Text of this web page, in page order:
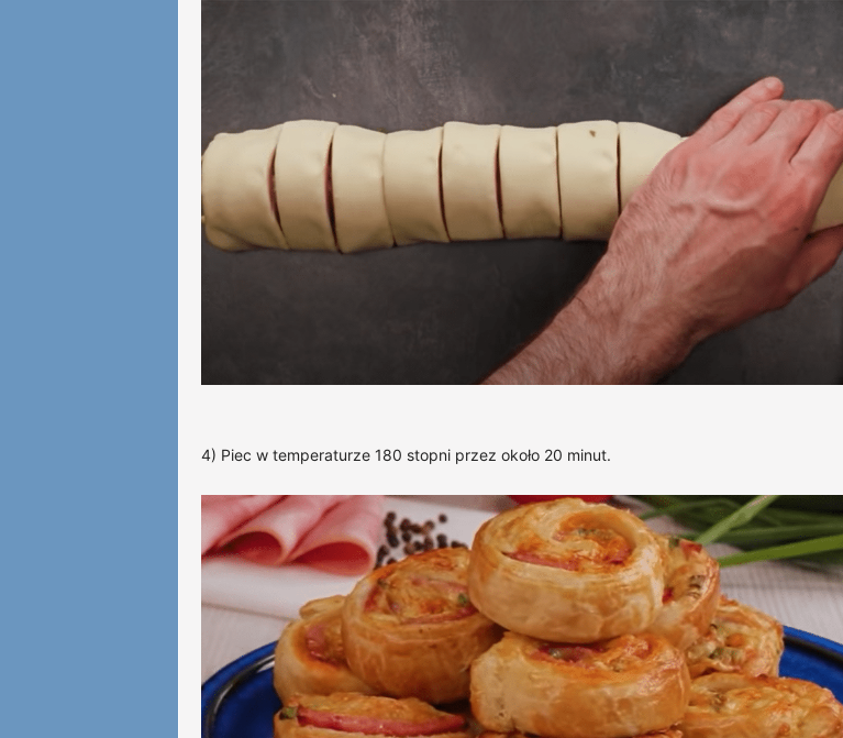
4) Piec w temperaturze 180 stopni przez około 20 minut.